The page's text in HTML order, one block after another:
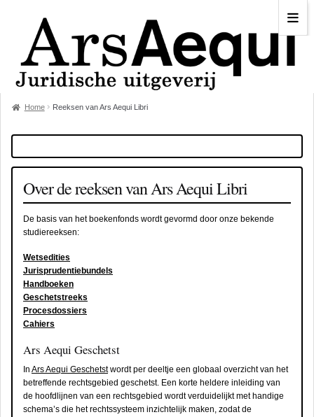
Home Reeksen van Ars Aequi Libri
Over de reeksen van Ars Aequi Libri
De basis van het boekenfonds wordt gevormd door onze bekende
studiereeksen:
Wetsedities
Jurisprudentiebundels
Handboeken
Geschetstreeks
Procesdossiers
Cahiers
Ars Aequi Geschetst
In Ars Aequi Geschetstwordt per deeltje een globaal overzicht van het
betreffende rechtsgebied geschetst. Een korte heldere inleiding van
de hoofdlijnen van een rechtsgebied wordt verduidelijkt met handige
schema’s die het rechtssysteem inzichtelijk maken, zodat de